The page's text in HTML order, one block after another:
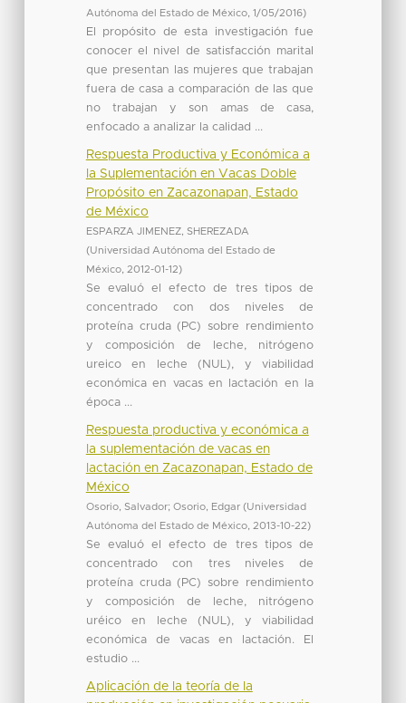
Autónoma del Estado de México, 1/05/2016)
El propósito de esta investigación fue
conocer el nivel de satisfacción marital
que presentan las mujeres que trabajan
fuera de casa a comparación de las que
no trabajan y son amas de casa,
enfocado a analizar la calidad ...
Respuesta Productiva y Económica a
la Suplementación en Vacas Doble
Propósito en Zacazonapan, Estado
de México
ESPARZA JIMENEZ, SHEREZADA
(Universidad Autónoma del Estado de
México, 2012-01-12)
Se evaluó el efecto de tres tipos de
concentrado con dos niveles de
proteína cruda (PC) sobre rendimiento
y composición de leche, nitrógeno
ureico en leche (NUL), y viabilidad
económica en vacas en lactación en la
época ...
Respuesta productiva y económica a
la suplementación de vacas en
lactación en Zacazonapan, Estado de
México
Osorio, Salvador; Osorio, Edgar (Universidad
Autónoma del Estado de México, 2013-10-22)
Se evaluó el efecto de tres tipos de
concentrado con tres niveles de
proteína cruda (PC) sobre rendimiento
y composición de leche, nitrógeno
uréico en leche (NUL), y viabilidad
económica de vacas en lactación. El
estudio ...
Aplicación de la teoría de la